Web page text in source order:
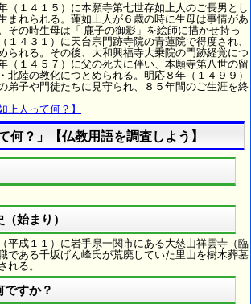
（１４１５）に本願寺第七世存如上人のご長男とし
まれられる。蓮如上人が６歳の時に生母は事情があ
その時生母は「 鹿子の御影」を絵師に描かせ持っ
１４３１）に天台宗門跡寺院の青蓮院で得度され、
られる。その後、大和興福寺大乗院の門跡経覚につ
（１４５７）に父の死去に伴い、本願寺第八世の留
北陸の教化につとめられる。明応８年（１４９９）
弟子や門徒たちに見守られ、８５年間のご生涯を終
上人って何？】
何？」【仏教用語を調査しよう】
始まり）
平成１１）に岩手県一関市にある大慈山祥雲寺（臨
である千坂げん峰氏が荒廃していた里山を樹木葬墓
れる。
ですか？